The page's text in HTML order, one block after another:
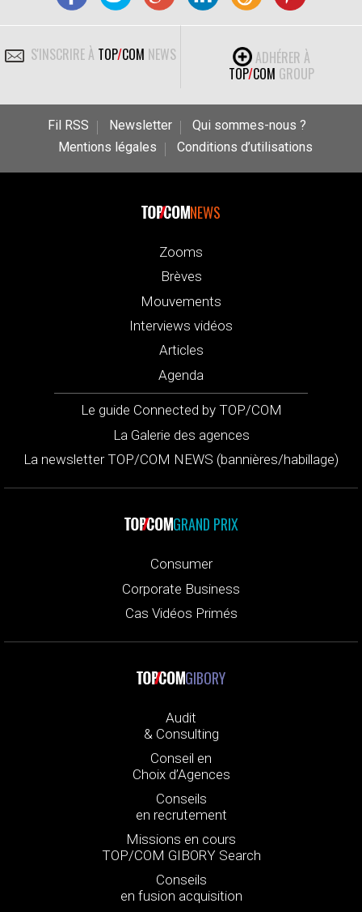
S'INSCRIRE À TOP/COM NEWS
ADHÉRER À
TOP/COM GROUP
Fil RSS Newsletter
Qui sommes-nous ?
Mentions légales
Conditions d’utilisations
NEWS
Zooms
Brèves
Mouvements
Interviews vidéos
Articles
Agenda
Le guide Connected by TOP/COM
La Galerie des agences
La newsletter TOP/COM NEWS (bannières/habillage)
GRAND PRIX
Consumer
Corporate Business
Cas Vidéos Primés
GIBORY
Audit
& Consulting
Conseil en
Choix d’Agences
Conseils
en recrutement
Missions en cours
TOP/COM GIBORY Search
Conseils
en fusion acquisition